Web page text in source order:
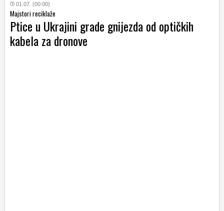
01.07. (00:00)
Majstori reciklaže
Ptice u Ukrajini grade gnijezda od optičkih
kabela za dronove